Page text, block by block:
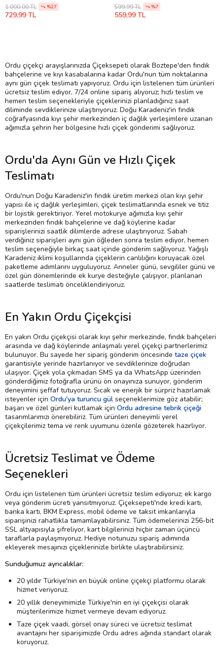
1.000,00 TL %27
729,99 TL
599,99 TL %7
559,99 TL
Ordu çiçekçi arayışlarınızda Çiçeksepeti olarak Boztepe'den fındık
bahçelerine ve kıyı kasabalarına kadar Ordu'nun tüm noktalarına
aynı gün çiçek teslimatı yapıyoruz. Ordu için listelenen tüm ürünleri
ücretsiz teslim ediyor, 7/24 online sipariş alıyoruz; hızlı teslim ve
hemen teslim seçenekleriyle çiçeklerinizi planladığınız saat
diliminde sevdiklerinize ulaştırıyoruz. Doğu Karadeniz'in fındık
coğrafyasında kıyı şehir merkezinden iç dağlık yerleşimlere uzanan
ağımızla şehrin her bölgesine hızlı çiçek gönderimi sağlıyoruz.
Ordu'da Aynı Gün ve Hızlı Çiçek
Teslimatı
Ordu'nun Doğu Karadeniz'in fındık üretim merkezi olan kıyı şehir
yapısı ile iç dağlık yerleşimleri, çiçek teslimatlarında esnek ve titiz
bir lojistik gerektiriyor. Yerel motokurye ağımızla kıyı şehir
merkezinden fındık bahçelerine ve dağ köylerine kadar
siparişlerinizi saatlik dilimlerde adrese ulaştırıyoruz. Sabah
verdiğiniz siparişleri aynı gün öğleden sonra teslim ediyor, hemen
teslim seçeneğiyle birkaç saat içinde gönderim sağlıyoruz. Yağışlı
Karadeniz iklimi koşullarında çiçeklerin canlılığını koruyacak özel
paketleme adımlarını uyguluyoruz. Anneler günü, sevgililer günü ve
özel gün dönemlerinde ek kurye desteğiyle çalışıyor, planlanan
saatlerde teslimatı önceliklendiriyoruz.
En Yakın Ordu Çiçekçisi
En yakın Ordu çiçekçisi olarak kıyı şehir merkezinde, fındık bahçeleri
arasında ve dağ köylerinde anlaşmalı yerel çiçekçi partnerlerimiz
bulunuyor. Bu sayede her sipariş gönderim öncesinde taze çiçek
garantisiyle yerinde hazırlanıyor ve sevdiklerinize doğrudan
ulaşıyor. Çiçek yola çıkmadan SMS ya da WhatsApp üzerinden
gönderdiğimiz fotoğrafla ürünü ön onayınıza sunuyor, gönderim
deneyimini şeffaf tutuyoruz. Sıcak ve enerjik bir sürpriz hazırlamak
isteyenler için Ordu'ya turuncu gül seçeneklerimize göz atabilir;
başarı ve özel günleri kutlamak için Ordu adresine tebrik çiçeği
tasarımlarımızı önerebiliriz. Tüm ürünleri deneyimli yerel
çiçekçilerimiz tema ve renk uyumunu özenle gözeterek hazırlıyor.
Ücretsiz Teslimat ve Ödeme
Seçenekleri
Ordu için listelenen tüm ürünleri ücretsiz teslim ediyoruz; ek kargo
veya gönderim ücreti yansıtmıyoruz. Çiçeksepeti'nde kredi kartı,
banka kartı, BKM Express, mobil ödeme ve taksit imkanlarıyla
siparişinizi rahatlıkla tamamlayabilirsiniz. Tüm ödemelerinizi 256-bit
SSL altyapısıyla şifreliyor, kart bilgilerinizi hiçbir zaman üçüncü
taraflarla paylaşmıyoruz. Hediye notunuzu sipariş adımında
ekleyerek mesajınızı çiçeklerinizle birlikte ulaştırabilirsiniz.
Sunduğumuz ayrıcalıklar:
20 yıldır Türkiye'nin en büyük online çiçekçi platformu olarak
hizmet veriyoruz.
20 yıllık deneyimimizle Türkiye'nin en iyi çiçekçisi olarak
müşterilerimize hizmet vermeye devam ediyoruz.
Taze çiçek vaadi, görsel onay süreci ve ücretsiz teslimat
avantajını her siparişimizde Ordu adres ağında standart olarak
koruyoruz.